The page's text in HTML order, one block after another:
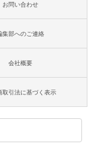
お問い合わせ
集部へのご連絡
会社概要
取引法に基づく表示